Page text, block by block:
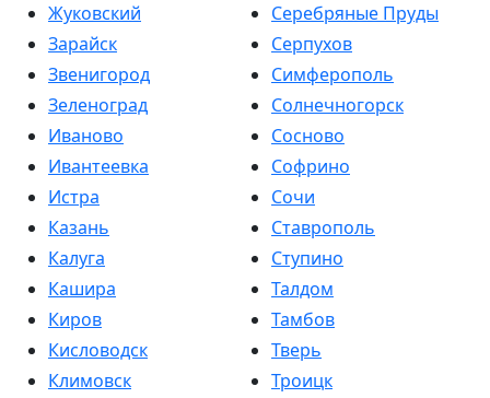
Жуковский
Зарайск
Звенигород
Зеленоград
Иваново
Ивантеевка
Истра
Казань
Калуга
Кашира
Киров
Кисловодск
Климовск
Серебряные Пруды
Серпухов
Симферополь
Солнечногорск
Сосново
Софрино
Сочи
Ставрополь
Ступино
Талдом
Тамбов
Тверь
Троицк